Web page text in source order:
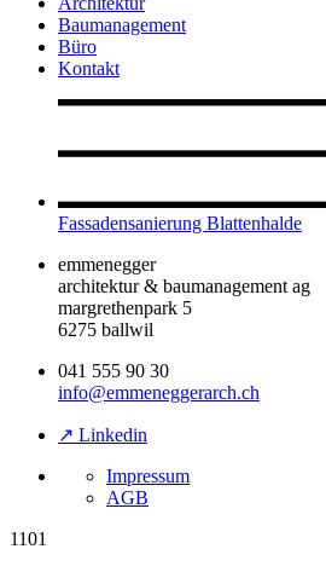
Baumanagement
Büro
Kontakt
Fassadensanierung Blattenhalde
emmenegger
architektur & baumanagement ag
margrethenpark 5
6275 ballwil
041 555 90 30
info@emmeneggerarch.ch
↗ Linkedin
Impressum
AGB
1101